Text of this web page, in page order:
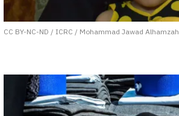
CC BY-NC-ND / ICRC / Mohammad Jawad Alhamzah